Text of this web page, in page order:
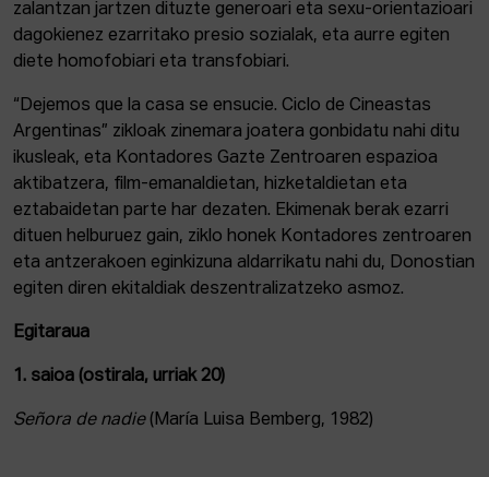
zalantzan jartzen dituzte generoari eta sexu-orientazioari
dagokienez ezarritako presio sozialak, eta aurre egiten
diete homofobiari eta transfobiari.
“Dejemos que la casa se ensucie. Ciclo de Cineastas
Argentinas” zikloak zinemara joatera gonbidatu nahi ditu
ikusleak, eta Kontadores Gazte Zentroaren espazioa
aktibatzera, film-emanaldietan, hizketaldietan eta
eztabaidetan parte har dezaten. Ekimenak berak ezarri
dituen helburuez gain, ziklo honek Kontadores zentroaren
eta antzerakoen eginkizuna aldarrikatu nahi du, Donostian
egiten diren ekitaldiak deszentralizatzeko asmoz.
Egitaraua
1. saioa (ostirala, urriak 20)
Señora de nadie(María Luisa Bemberg, 1982)